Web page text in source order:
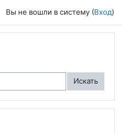
Вы не вошли в систему (Вход)
Искать